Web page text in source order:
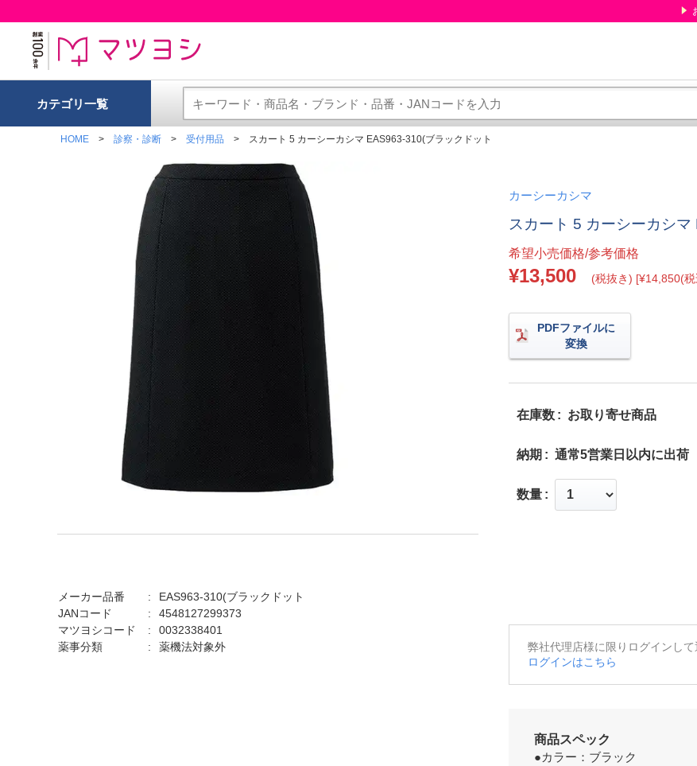
カテゴリ一覧
HOME 診察・診断 受付用品 スカート 5 カーシーカシマ EAS963-310(ブラックドット
メーカー品番
EAS963-310(ブラックドット
JANコード
4548127299373
マツヨシコード
0032338401
薬事分類
薬機法対象外
カーシーカシマ
スカート 5 カーシーカシ
希望小売価格/参考価格
¥13,500 (税抜き) [¥14,850(
PDFファイルに
変換
在庫数 お取り寄せ商品
納期 通常5営業日以内に出荷
数量
弊社代理店様に限りログインし
ログインはこちら
商品スペック
●カラー：ブラック